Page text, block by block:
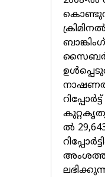
സൈബര്‍
ല്‍